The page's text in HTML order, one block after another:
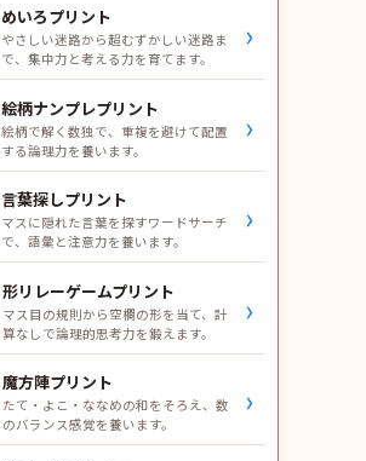
めいろプリント
やさしい迷路から超むずかしい迷路ま
で、集中力と考える力を育てます。
›
絵柄ナンプレプリント
絵柄で解く数独で、重複を避けて配置
する論理力を養います。
›
言葉探しプリント
マスに隠れた言葉を探すワードサーチ
で、語彙と注意力を養います。
›
形リレーゲームプリント
マス目の規則から空欄の形を当て、計
算なしで論理的思考力を鍛えます。
›
魔方陣プリント
たて・よこ・ななめの和をそろえ、数
のバランス感覚を養います。
›